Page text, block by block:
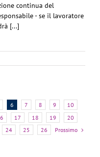
continua del
- se il lavoratore
[...]
6 7 8 9
10
17 18 19
20
24 25 26 Prossimo